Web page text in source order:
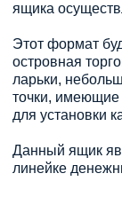
ящика
Этот формат
островная
ларьки,
точки, имеющие
для установки
Данный ящик
линейке